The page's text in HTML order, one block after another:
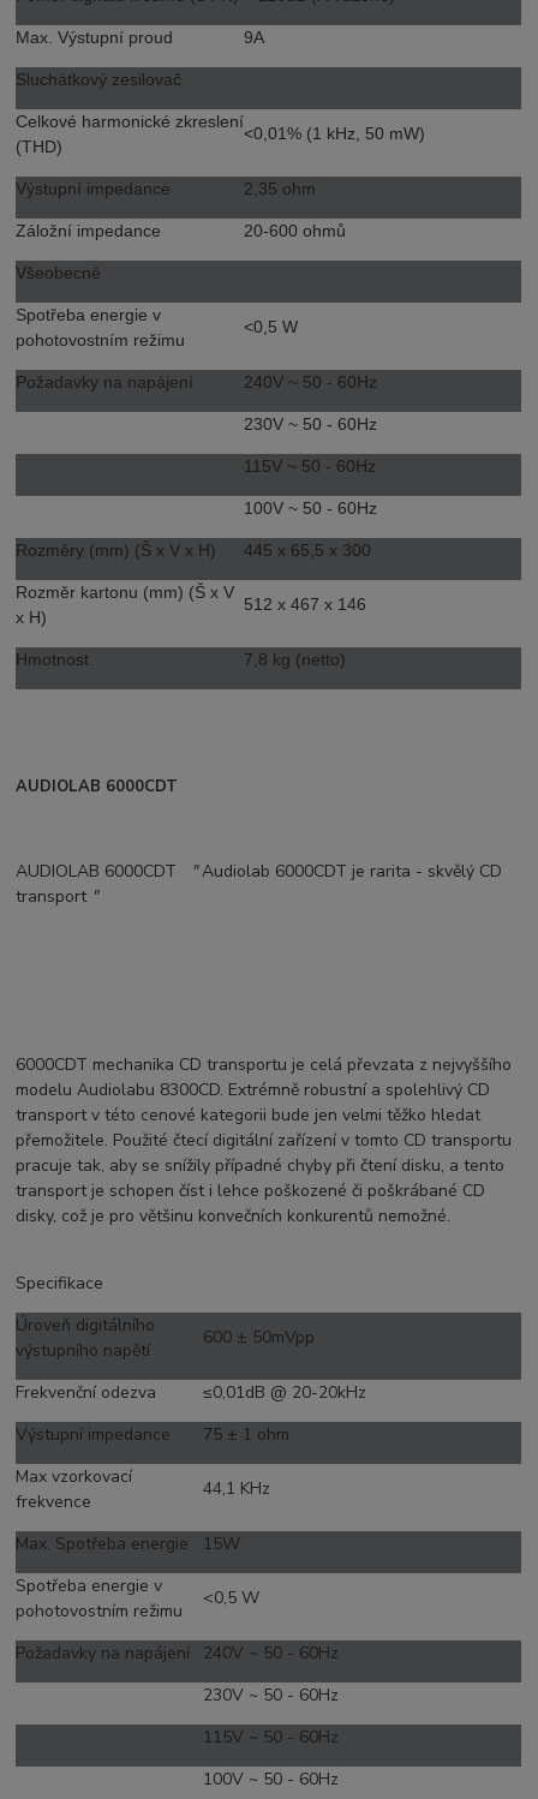
Max. Výstupní proud 9A
Sluchátkový zesilovač
Celkové harmonické zkreslení
(THD)
<0,01% (1 kHz, 50 mW)
Výstupní impedance 2,35 ohm
Záložní impedance 20-600 ohmů
Všeobecné
Spotřeba energie v
pohotovostním režimu
<0,5 W
Požadavky na napájení 240V ~ 50 - 60Hz
230V ~ 50 - 60Hz
115V ~ 50 - 60Hz
100V ~ 50 - 60Hz
Rozměry (mm) (Š x V x H) 445 x 65,5 x 300
Rozměr kartonu (mm) (Š x V
x H)
512 x 467 x 146
Hmotnost 7,8 kg (netto)
AUDIOLAB 6000CDT
AUDIOLAB 6000CDT "Audiolab 6000CDT je ​​rarita - skvělý CD
transport "
6000CDT mechanika CD transportu je celá převzata z nejvyššího
modelu Audiolabu 8300CD. Extrémně robustní a spolehlivý CD
transport v této cenové kategorii bude jen velmi těžko hledat
přemožitele. Použité čtecí digitální zařízení v tomto CD transportu
pracuje tak, aby se snížily případné chyby při čtení disku, a tento
transport je schopen číst i lehce poškozené či poškrábané CD
disky, což je pro většinu konvečních konkurentů nemožné.
Specifikace
Úroveň digitálního
výstupního napětí
600 ± 50mVpp
Frekvenční odezva
≤0,01dB @ 20-20kHz
Výstupní impedance
75 ± 1 ohm
Max vzorkovací
frekvence
44,1 KHz
Max. Spotřeba energie
15W
Spotřeba energie v
pohotovostním režimu
<0,5 W
Požadavky na napájení
240V ~ 50 - 60Hz
230V ~ 50 - 60Hz
115V ~ 50 - 60Hz
100V ~ 50 - 60Hz